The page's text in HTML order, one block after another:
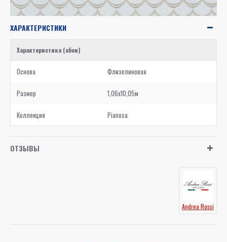
ХАРАКТЕРИСТИКИ
Характеристика (обои)
Основа Флизелиновая
Размер 1,06x10,05м
Коллекция Pianosa
ОТЗЫВЫ
Andrea Rossi